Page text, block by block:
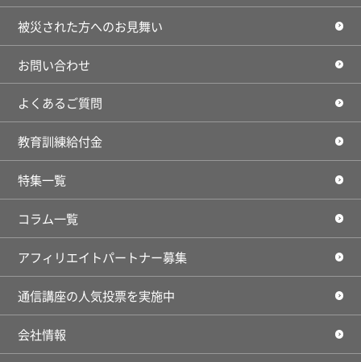
被災された方へのお見舞い
お問い合わせ
よくあるご質問
教育訓練給付金
特集一覧
コラム一覧
アフィリエイトパートナー募集
通信講座の人気投票を実施中
会社情報